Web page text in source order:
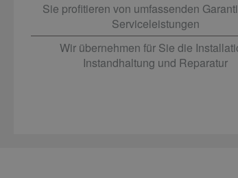
Sie profitieren von umfassenden
Serviceleistungen
Wir übernehmen für Sie die
Instandhaltung und Reparatur